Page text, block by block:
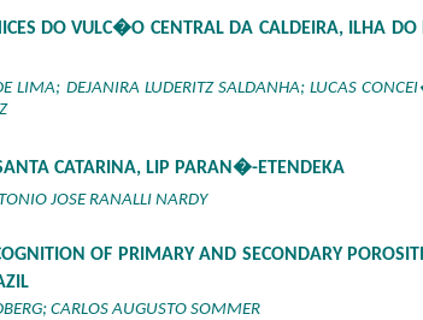
DO VULC�O CENTRAL DA CALDEIRA, ILHA DO
LIMA; DEJANIRA LUDERITZ SALDANHA; LUCAS
CATARINA, LIP PARAN�-ETENDEKA
JOSE RANALLI NARDY
OF PRIMARY AND SECONDARY
CARLOS AUGUSTO SOMMER